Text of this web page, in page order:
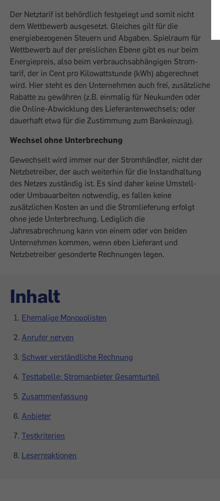
Der Netztarif ist behördlich festgelegt und somit nicht
dem Wettbewerb ausgesetzt. Gleiches gilt für die
energiebezogenen Steuern und Abgaben. Spielraum für
Wettbewerb auf der preislichen Ebene gibt es nur beim
Energiepreis, also beim verbrauchsabhängigen Strom­
tarif, der in Cent pro Kilowattstunde (kWh) abgerechnet
wird. Hier steht es den Unternehmen auch frei, zusätzliche
Rabatte zu gewähren (z.B. einmalig für Neukunden oder
die Online-Abwicklung des Lieferantenwechsels; oder
dauerhaft etwa für die Zustimmung zum Bankeinzug).
Wechsel ohne Unterbrechung
Gewechselt wird immer nur der Stromhändler, nicht der
Netzbetreiber, der auch weiterhin für die Instandhaltung
des Netzes zuständig ist. Es sind daher keine Umstell-
oder Umbauarbeiten notwendig, es fallen keine
zusätzlichen Kosten an und die Stromlieferung erfolgt
ohne jede Unterbrechung. Lediglich die
Jahresabrechnung kann von einem oder von beiden
Unternehmen kommen, wenn eben Lieferant und
Netzbetreiber gesonderte Rechnungen legen.
Inhalt
Ehemalige Monopo­listen
Anrufer nerven
Schwer verständliche Rechnung
Testtabelle: Stromanbieter Gesamturteil
Zusammenfassung
Anbieter
Testkriterien
Leserreaktionen